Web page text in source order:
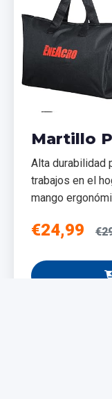
Martillo
Alta durabilidad
trabajos en el
mango
€24,99